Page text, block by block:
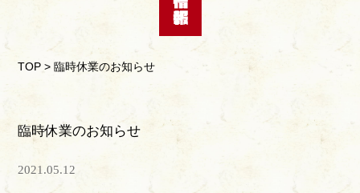
TOP >臨時休業のお知らせ
臨時休業のお知らせ
2021.05.12